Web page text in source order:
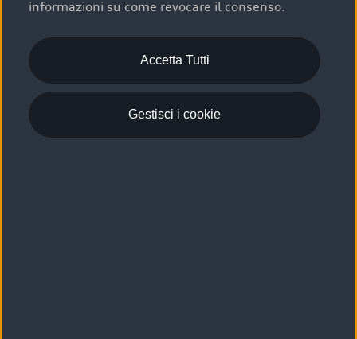
sottoposto a 110 controlli approfonditi e coperto da
garanzia fino a 4 anni per una maggiore tutela del tuo
acquisto.
informazioni su come revocare il consenso.
Accetta Tutti
Gestisci i cookie